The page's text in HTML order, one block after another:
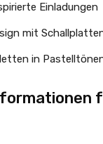
Einladungen
mit
in